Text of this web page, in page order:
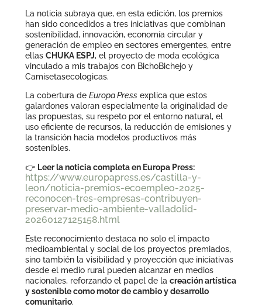
La noticia subraya que, en esta edición, los premios
han sido concedidos a tres iniciativas que combinan
sostenibilidad, innovación, economía circular y
generación de empleo en sectores emergentes, entre
ellas CHUKA ESPJ, el proyecto de moda ecológica
vinculado a mis trabajos con BichoBichejo y
Camisetasecologicas.
La cobertura de Europa Press explica que estos
galardones valoran especialmente la originalidad de
las propuestas, su respeto por el entorno natural, el
uso eficiente de recursos, la reducción de emisiones y
la transición hacia modelos productivos más
sostenibles.
👉 Leer la noticia completa en Europa Press:
https://www.europapress.es/castilla-y-
leon/noticia-premios-ecoempleo-2025-
reconocen-tres-empresas-contribuyen-
preservar-medio-ambiente-valladolid-
20260127125158.html
Este reconocimiento destaca no solo el impacto
medioambiental y social de los proyectos premiados,
sino también la visibilidad y proyección que iniciativas
desde el medio rural pueden alcanzar en medios
nacionales, reforzando el papel de la creación artística
y sostenible como motor de cambio y desarrollo
comunitario.